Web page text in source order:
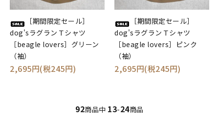
［期間限定セール］
dog'sラグランＴシャツ
［beagle lovers］グリーン
（袖）
2,695円(税245円)
［期間限定セール］
dog'sラグランＴシャツ
［beagle lovers］ピンク
（袖）
2,695円(税245円)
92商品中 13-24商品